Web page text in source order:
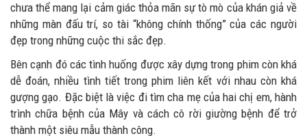
chưa thể mang lại cảm giác thỏa mãn sự tò mò của khán giả về
những màn đấu trí, so tài “không chính thống” của các người
đẹp trong những cuộc thi sắc đẹp.
Bên cạnh đó các tình huống được xây dựng trong phim còn khá
dễ đoán, nhiều tình tiết trong phim liên kết với nhau còn khá
gượng gạo. Đặc biệt là việc đi tìm cha mẹ của hai chị em, hành
trình chữa bệnh của Mây và cách cô rời giường bệnh để trở
thành một siêu mẫu thành công.